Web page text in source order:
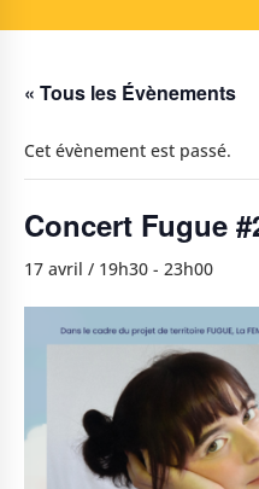
« Tous les Évènements
Cet évènement est passé.
Concert Fugue
17 avril / 19h30 - 23h00